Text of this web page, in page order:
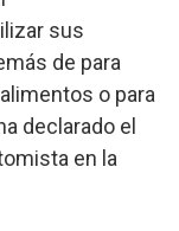
sus
de para
o para
declarado el
en la